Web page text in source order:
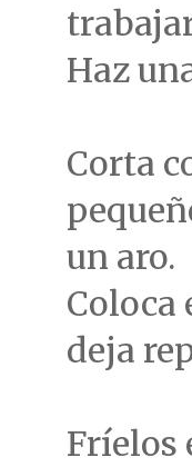
Haz
Corta
un aro.
Coloca
deja
Fríelos